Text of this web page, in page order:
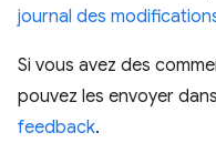
journal des
Si vous avez des
pouvez les envoyer
feedback.